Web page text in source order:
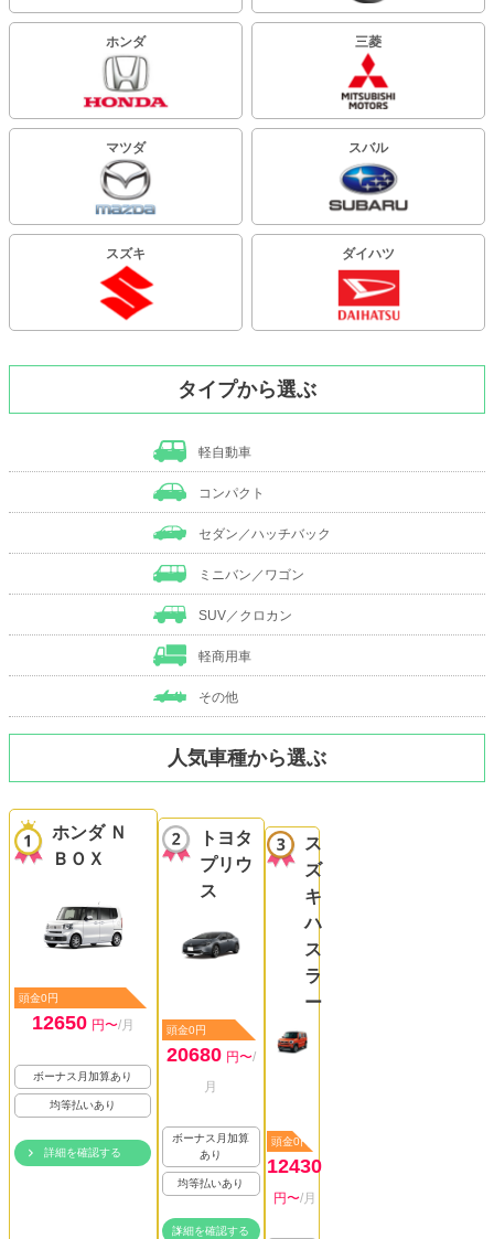
ホンダ 三菱
マツダ スバル
スズキ ダイハツ
タイプから選ぶ
軽自動車
コンパクト
セダン／ハッチバック
ミニバン／ワゴン
SUV／クロカン
軽商用車
その他
人気車種から選ぶ
ホンダ Ｎ
ＢＯＸ
頭金0円
12650 円〜/月
ボーナス月加算あり
均等払いあり
詳細を確認する
トヨタ
プリウ
ス
頭金0円
20680 円〜/
月
ボーナス月加算
あり
均等払いあり
詳細を確認する
ス
ズ
キ
ハ
ス
ラ
ー
頭金0円
12430
円〜/月